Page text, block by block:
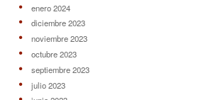
enero 2024
diciembre 2023
noviembre 2023
octubre 2023
septiembre 2023
julio 2023